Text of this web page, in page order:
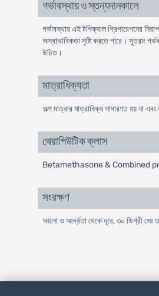
গর্ভাবস্থায় ও স্তন্যদানকালে
গর্ভাবস্থায় এই টপিক্যাল প্রিপারেশনের
অস্বাভাবিকতা সৃষ্টি করতে পারে। সুতরাং
উচিত।
মাত্রাধিক্যতা
অল্প মাত্রার মাত্রাধিক্য সাধারণত হয় না এবং
থেরাপিউটিক ক্লাস
Betamethasone & Combined
সংরক্ষণ
আলো ও আর্দ্রতা থেকে দূরে, ৩০ ডিগ্রী সেঃ